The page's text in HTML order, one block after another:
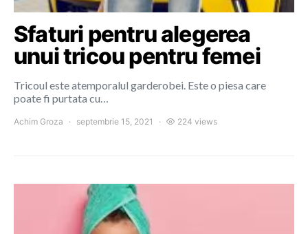
Sfaturi pentru alegerea
unui tricou pentru femei
Tricoul este atemporalul garderobei. Este o piesa care
poate fi purtata cu…
Achim Groza septembrie 15, 2021 224 views